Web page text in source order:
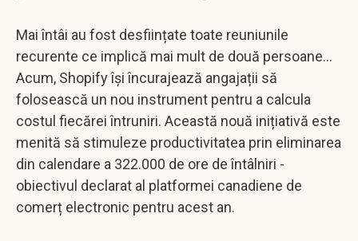
Mai întâi au fost desființate toate reuniunile
recurente ce implică mai mult de două persoane...
Acum, Shopify își încurajează angajații să
folosească un nou instrument pentru a calcula
costul fiecărei întruniri. Această nouă inițiativă este
menită să stimuleze productivitatea prin eliminarea
din calendare a 322.000 de ore de întâlniri -
obiectivul declarat al platformei canadiene de
comerț electronic pentru acest an.